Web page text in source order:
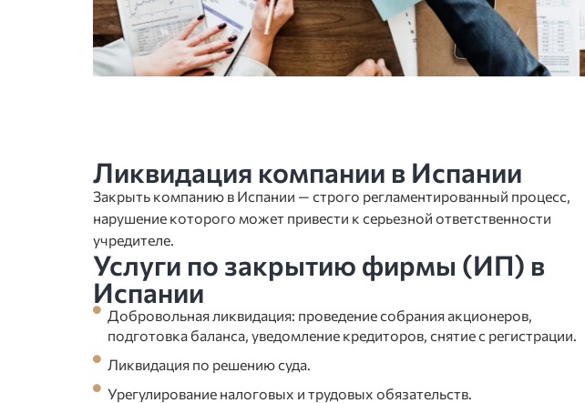
Ликвидация компании в Испании
Закрыть компанию в Испании — строго регламентированный процесс,
нарушение которого может привести к серьезной ответственности
учредителе.
Услуги по закрытию фирмы (ИП) в
Испании
Добровольная ликвидация: проведение собрания акционеров,
подготовка баланса, уведомление кредиторов, снятие с регистрации.
Ликвидация по решению суда.
Урегулирование налоговых и трудовых обязательств.